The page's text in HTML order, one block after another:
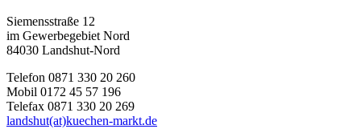
Siemensstraße 12
im Gewerbegebiet Nord
84030 Landshut-Nord
Telefon 0871 330 20 260
Mobil 0172 45 57 196
Telefax 0871 330 20 269
landshut(at)kuechen-markt.de